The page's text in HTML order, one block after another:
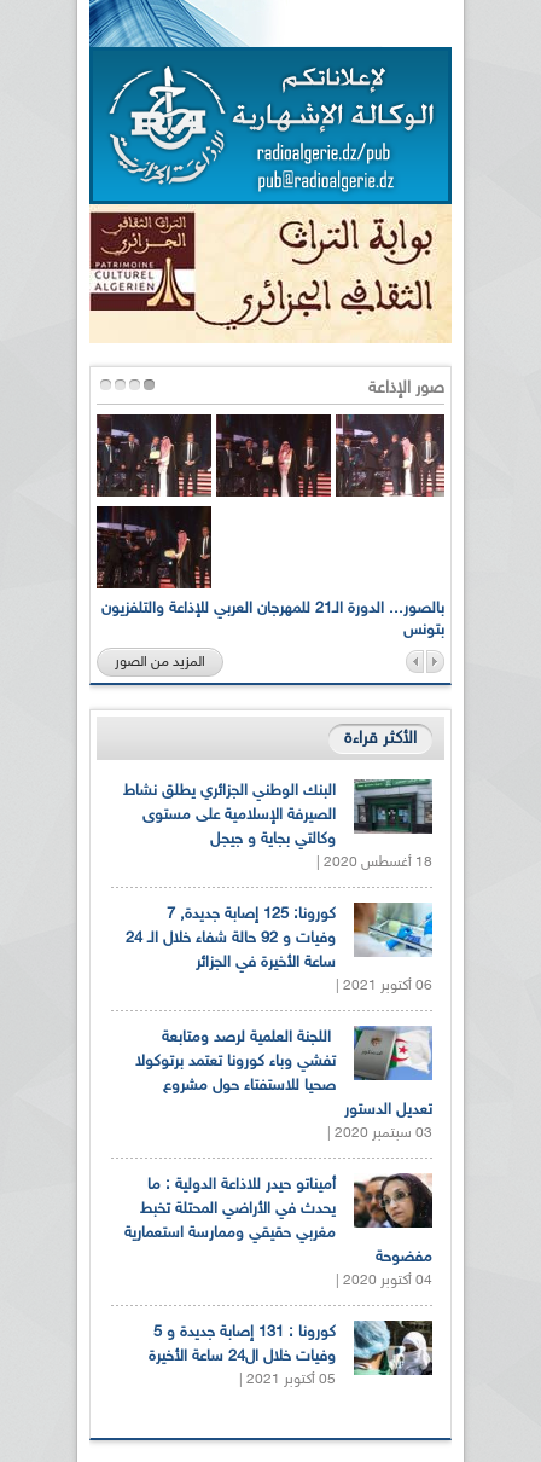
صور الإذاعة
بالصور... الدورة الـ21 للمهرجان العربي للإذاعة والتلفزيون
بتونس
المزيد من الصور
الأكثر قراءة
البنك الوطني الجزائري يطلق نشاط
الصيرفة الإسلامية على مستوى
وكالتي بجاية و جيجل
18 أغسطس 2020 |
كورونا: 125 إصابة جديدة, 7
وفيات و 92 حالة شفاء خلال الـ 24
ساعة الأخيرة في الجزائر
06 أكتوبر 2021 |
اللجنة العلمية لرصد ومتابعة
تفشي وباء كورونا تعتمد برتوكولا
صحيا للاستفتاء حول مشروع
تعديل الدستور
03 سبتمبر 2020 |
أميناتو حيدر للاذاعة الدولية : ما
يحدث في الأراضي المحتلة تخبط
مغربي حقيقي وممارسة استعمارية
مفضوحة
04 أكتوبر 2020 |
كورونا : 131 إصابة جديدة و 5
وفيات خلال ال24 ساعة الأخيرة
05 أكتوبر 2021 |